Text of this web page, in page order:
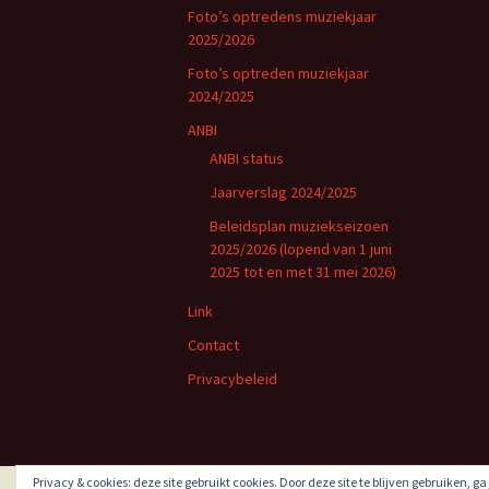
Foto’s optredens muziekjaar
2025/2026
Foto’s optreden muziekjaar
2024/2025
ANBI
ANBI status
Jaarverslag 2024/2025
Beleidsplan muziekseizoen
2025/2026 (lopend van 1 juni
2025 tot en met 31 mei 2026)
Link
Contact
Privacybeleid
Privacy & cookies: deze site gebruikt cookies. Door deze site te blijven gebruiken,